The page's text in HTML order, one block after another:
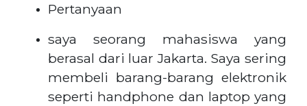
Pertanyaan
saya seorang mahasiswa yang
berasal dari luar Jakarta. Saya sering
membeli barang-barang elektronik
seperti handphone dan laptop yang